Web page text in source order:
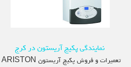
نمایندگی پکیج آریستون در کرج
تعمیرات و فروش پکیج آریستون ARISTON